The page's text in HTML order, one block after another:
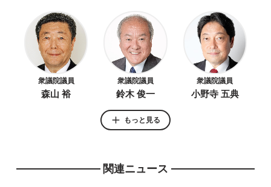
衆議院議員
森山 裕
衆議院議員
鈴木 俊一
衆議院議員
小野寺 五典
もっと見る
関連ニュース